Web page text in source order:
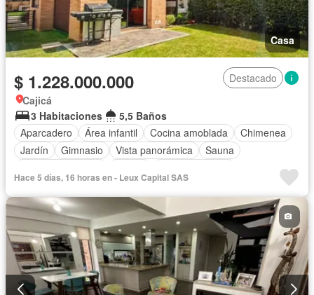
Casa
$ 1.228.000.000
Destacado
Cajicá
3 Habitaciones
5,5 Baños
Aparcadero
Área infantil Cocina amoblada
Chimenea
Jardín
Gimnasio Vista panorámica
Sauna
Hace 5 días, 16 horas en - Leux Capital SAS